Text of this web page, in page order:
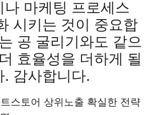
나 마케팅 프로세스
시키는 것이 중요합
공 굴리기와도 같으
효율성을 더하게 될
. 감사합니다.
스토어 상위노출 확실한 전략